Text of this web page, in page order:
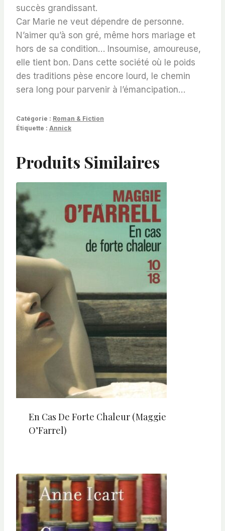
succès grandissant.
Car Marie ne veut dépendre de personne.
N’aimer qu’à son gré, même hors mariage et
hors de sa condition… Insoumise, amoureuse,
elle tient bon. Dans cette société où le poids
des traditions pèse encore lourd, le chemin
sera long pour parvenir à l’émancipation…
Catégorie : Roman & Fiction
Étiquette : Annick
Produits Similaires
En Cas De Forte Chaleur (Maggie
O’Farrel)